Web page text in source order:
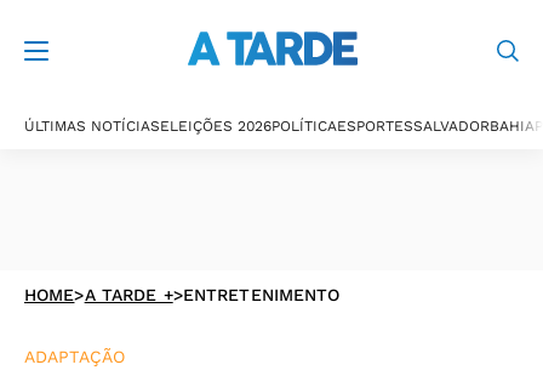
ÚLTIMAS NOTÍCIASELEIÇÕES 2026POLÍTICAESPORTESSALVADORBAHIA
HOME>A TARDE +>ENTRETENIMENTO
ADAPTAÇÃO